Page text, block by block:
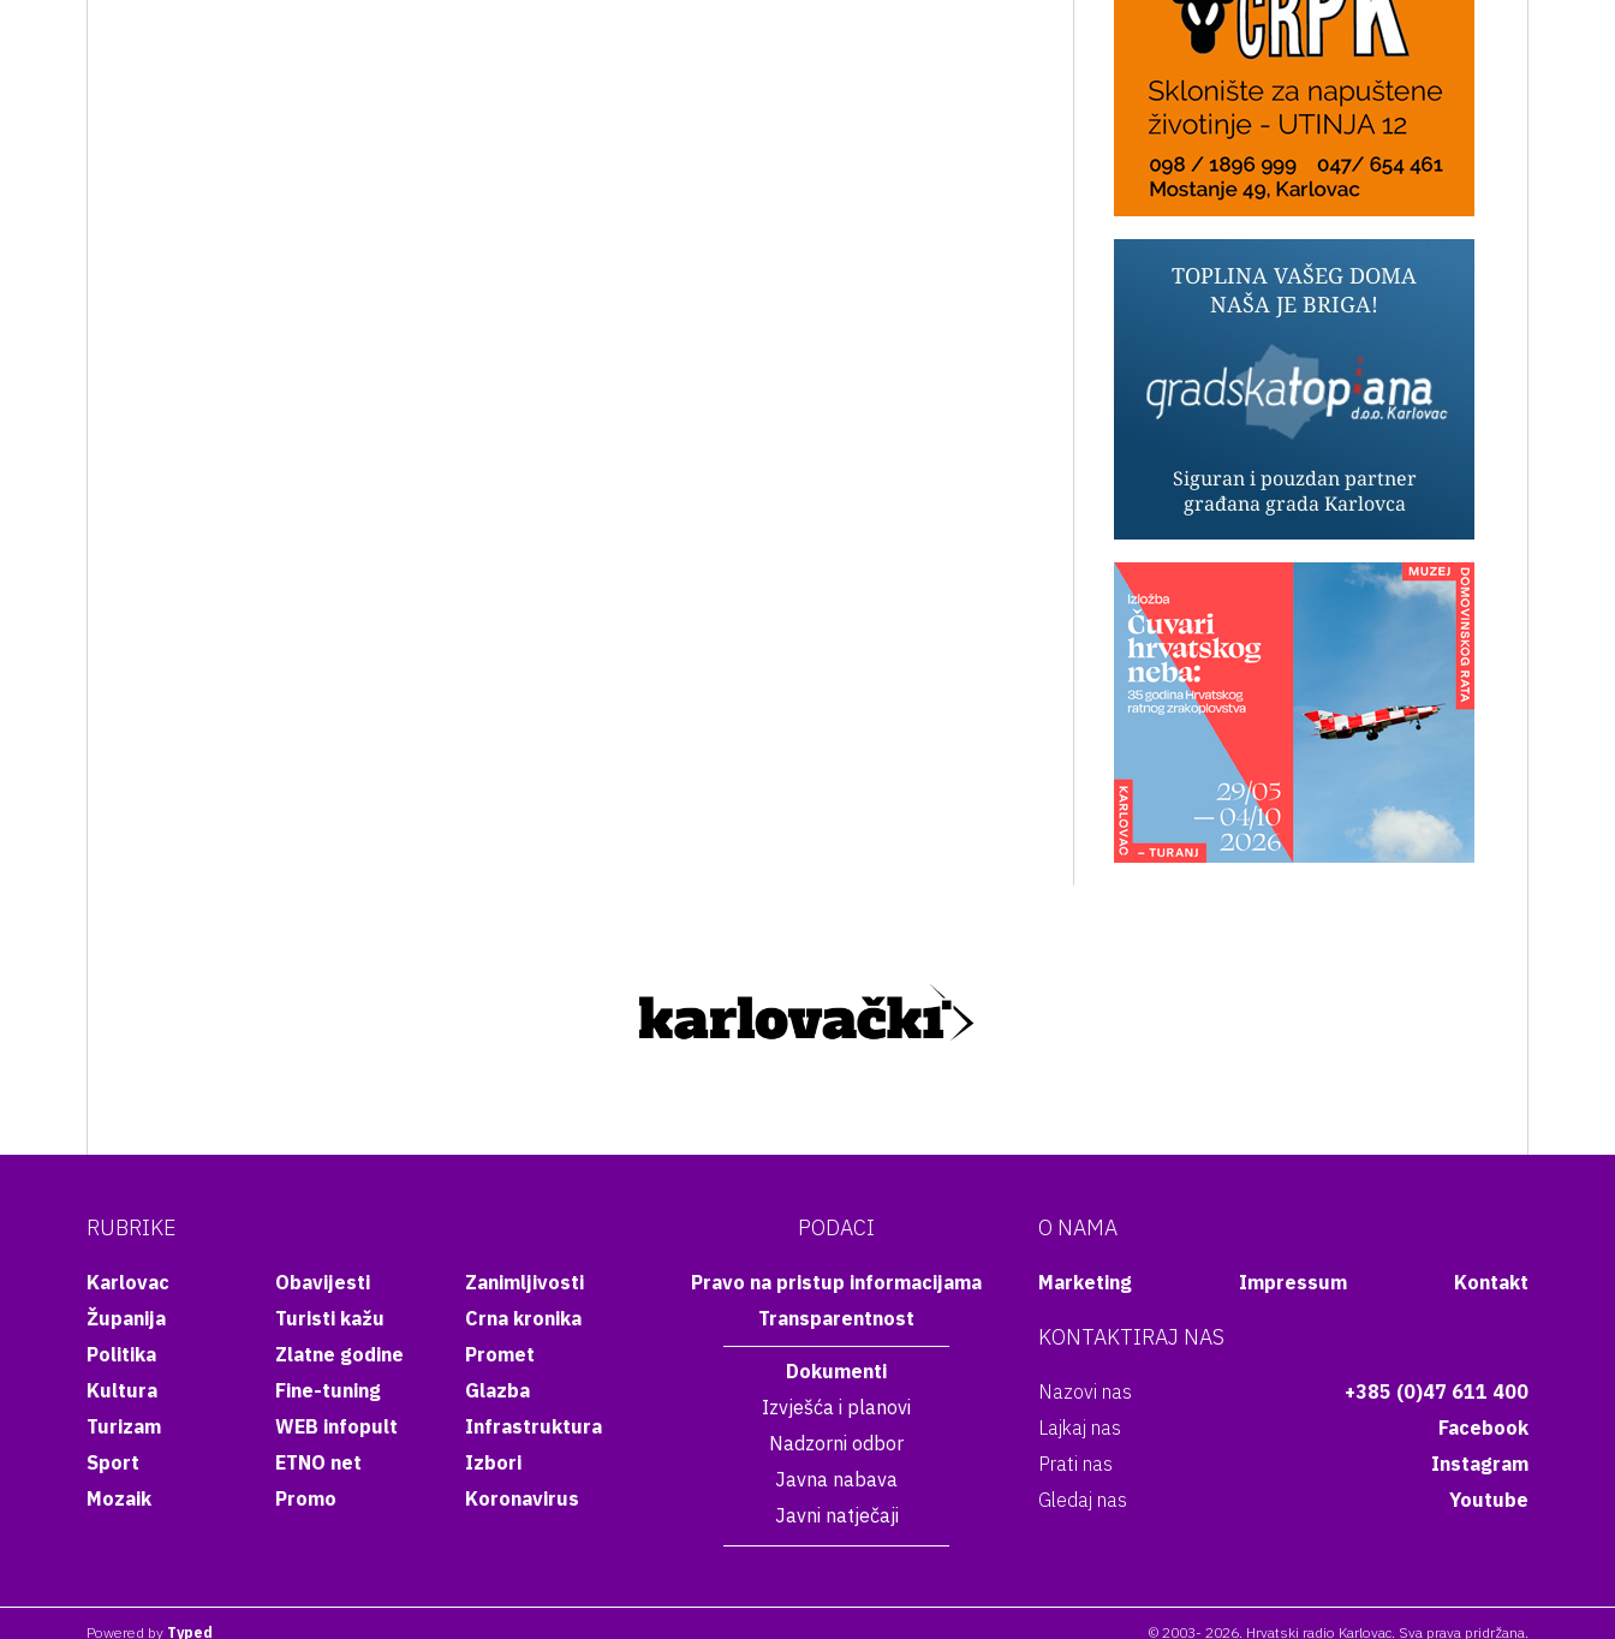
RUBRIKE
Karlovac
Županija
Politika
Kultura
Turizam
Sport
Mozaik
Obavijesti
Turisti kažu
Zlatne godine
Fine-tuning
WEB infopult
ETNO net
Promo
Zanimljivosti
Crna kronika
Promet
Glazba
Infrastruktura
Izbori
Koronavirus
PODACI
Pravo na pristup informacijama
Transparentnost
Dokumenti
Izvješća i planovi
Nadzorni odbor
Javna nabava
Javni natječaji
O NAMA
Marketing Impressum Kontakt
KONTAKTIRAJ NAS
Nazovi nas
+385 (0)47 611 400
Lajkaj nas
Facebook
Prati nas
Instagram
Gledaj nas
Youtube
Powered by Typed © 2003- 2026. Hrvatski radio Karlovac. Sva prava pridržana.